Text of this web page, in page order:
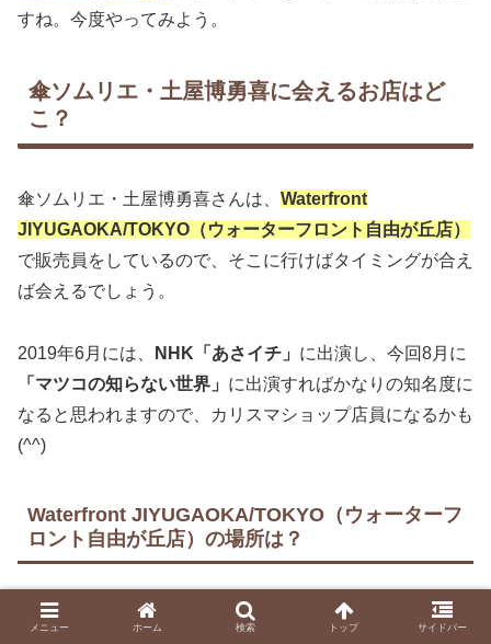
すね。今度やってみよう。
傘ソムリエ・土屋博勇喜に会えるお店はど
こ？
傘ソムリエ・土屋博勇喜さんは、 Waterfront
JIYUGAOKA/TOKYO（ウォーターフロント自由が丘店）
で販売員をしているので、そこに行けばタイミングが合え
ば会えるでしょう。
2019年6月には、 NHK「あさイチ」 に出演し、今回8月に
「マツコの知らない世界」 に出演すればかなりの知名度に
なると思われますので、カリスマショップ店員になるかも
(^^)
Waterfront JIYUGAOKA/TOKYO（ウォーターフ
ロント自由が丘店）の場所は？
メニュー ホーム 検索 トップ サイドバー